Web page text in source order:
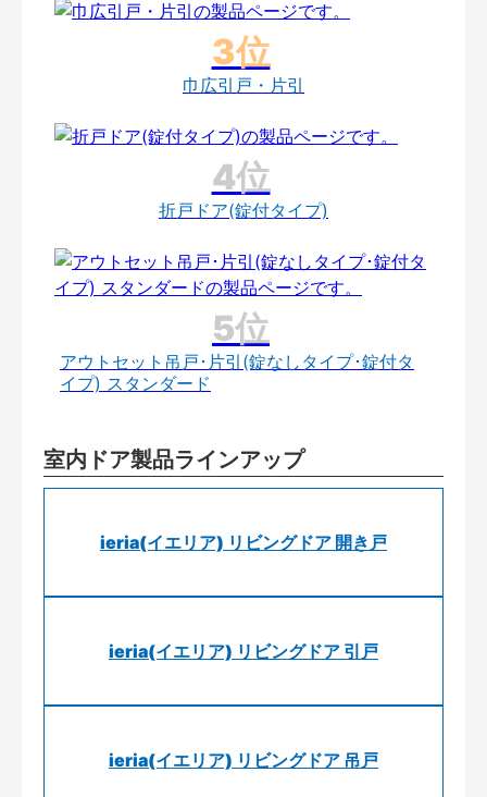
巾広引戸・片引
折戸ドア(錠付タイプ)
アウトセット吊戸･片引(錠なしタイプ･錠付タ
イプ) スタンダード
室内ドア製品ラインアップ
ieria(イエリア) リビングドア 開き戸
ieria(イエリア) リビングドア 引戸
ieria(イエリア) リビングドア 吊戸